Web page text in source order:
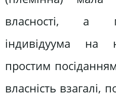
власності, а
індивідуума на
простим
власність